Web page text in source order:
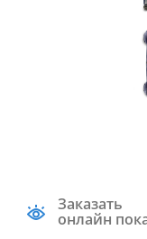
Заказать
онлайн